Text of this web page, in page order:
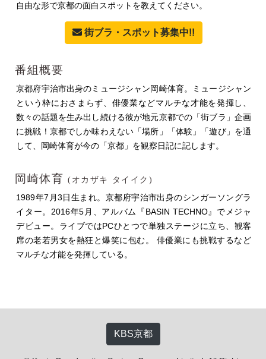
自由な形で京都の面白スポットを教えてください。
街ブラ・スポット募集中!!
番組概要
京都府宇治市出身のミュージシャン岡崎体育。ミュージシャン
という枠におさまらず、俳優業などマルチな才能を発揮し、
数々の話題を生み出し続ける彼が地元京都での「街ブラ」企画
に挑戦！京都でしか味わえない「場所」「体験」「遊び」を通
して、岡崎体育が今の「京都」を観察日記に記します。
岡崎体育 (オカザキ タイイク)
1989年7月3日生まれ。京都府宇治市出身のシンガーソングラ
イター。2016年5月、アルバム『BASIN TECHNO』でメジャ
デビュー。ライブではPCひとつで単独ステージに立ち、観客
席の老若男女を熱狂と爆笑に包む。 俳優業にも挑戦するなど
マルチな才能を発揮している。
KBS京都